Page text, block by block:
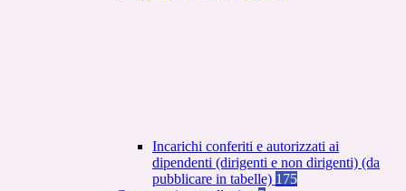
Incarichi conferiti e autorizzati ai
dipendenti (dirigenti e non dirigenti) (da
pubblicare in tabelle) 175